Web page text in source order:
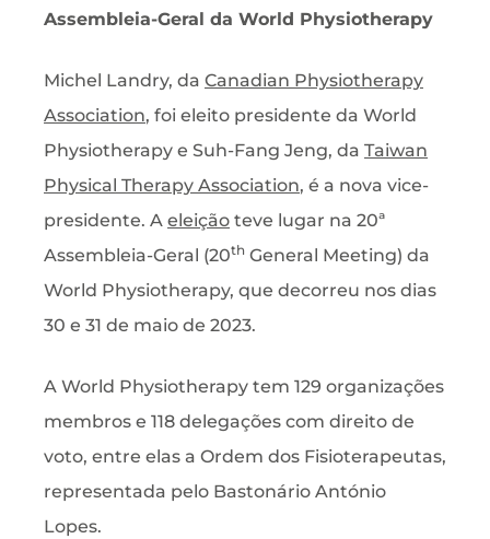
Assembleia-Geral da World Physiotherapy
Michel Landry, da Canadian Physiotherapy
Association, foi eleito presidente da World
Physiotherapy e Suh-Fang Jeng, da Taiwan
Physical Therapy Association, é a nova vice-
presidente. A eleição teve lugar na 20ª
Assembleia-Geral (20th General Meeting) da
World Physiotherapy, que decorreu nos dias
30 e 31 de maio de 2023.
A World Physiotherapy tem 129 organizações
membros e 118 delegações com direito de
voto, entre elas a Ordem dos Fisioterapeutas,
representada pelo Bastonário António
Lopes.